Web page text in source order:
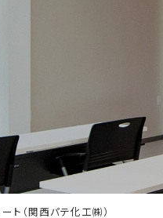
ト（関西パテ化工㈱）